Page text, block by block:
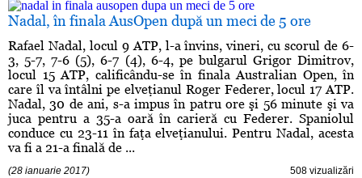
Nadal, în finala AusOpen după un meci de 5 ore
Rafael Nadal, locul 9 ATP, l-a învins, vineri, cu scorul de 6-
3, 5-7, 7-6 (5), 6-7 (4), 6-4, pe bulgarul Grigor Dimitrov,
locul 15 ATP, calificându-se în finala Australian Open, în
care îl va întâlni pe elveţianul Roger Federer, locul 17 ATP.
Nadal, 30 de ani, s-a impus în patru ore şi 56 minute şi va
juca pentru a 35-a oară în carieră cu Federer. Spaniolul
conduce cu 23-11 în faţa elveţianului. Pentru Nadal, acesta
va fi a 21-a finală de ...
(28 ianuarie 2017) 508 vizualizări